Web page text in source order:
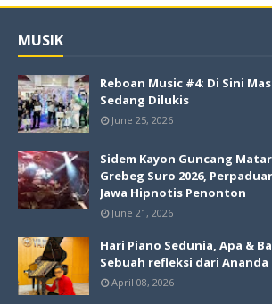
MUSIK
Reboan Music #4: Di Sini
Sedang Dilukis
June 25, 2026
Sidem Kayon Guncang
Grebeg Suro 2026,
Jawa Hipnotis Penonton
June 21, 2026
Hari Piano Sedunia, Apa &
Sebuah refleksi dari Ananda
April 08, 2026